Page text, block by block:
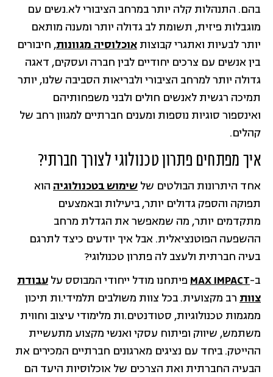
בהם. התנהלות קלה יותר במרחב הציבורי לא.נשים עם
מוגבלות פיזית, תשומת לב גדולה יותר ומענה מותאם
יותר לבעיות ואתגרי קבוצות אוכלוסיה מגוונות, חיבורים
בין אנשים עם צרכים יחודיים לבין חברה ועסקים, דאגה
גדולה יותר למרחב הציבורי ולבריאות הסביבה שלנו, יותר
תמיכה רגשית לאנשים חולים ולבני משפחותיהם
ואינספור סוגיות נוספות ומענים חברתיים למגוון רחב של
קהלים.
איך מפתחים פתרון טכנולוגי לצורך חברתי?
אחד היתרונות הבולטים של שימוש בטכנולוגיה הוא
תפוקה והספק גדולים יותר, ביעילות ובאמצעים
מתקדמים יותר, מה שמאפשר את הגדלת מרחב
ההשפעה הפוטנציאלית. אבל איך יודעים כיצד לתרגם
בעיה חברתית ולעצב לה פתרון טכנולוגי?
ב-MAX IMPACT פיתחנו מודל ייחודי המבוסס על עבודת
צוות רב מקצועית. בכל צוות משולבים תלמידי.ות תיכון
ממגמות טכנולוגיות, סטודנטים.ות מלימודי עיצוב וחווית
משתמש, שיווק ופיתוח עסקי ואנשי מקצוע מתעשיית
ההייטק. ביחד עם נציגים מארגונים חברתיים המכירים את
הבעיה החברתית ואת הצרכים של אוכלוסיות היעד הם